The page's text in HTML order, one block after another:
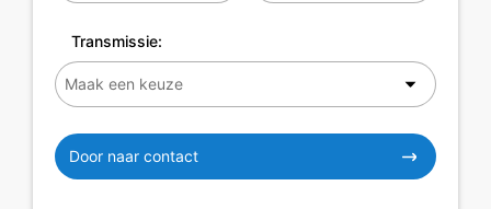
Transmissie:
Door naar contact